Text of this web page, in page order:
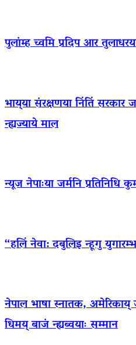
पुलांम्ह च्वमि प्रदिप आर
भाय्‌या संरक्षणया निंतिं
न्ह्यज्याये माल
न्यूज नेपाःया जर्मनि प्रतिनिधि
“हलिं नेवा: दबुलिइ न्हूगु
नेपाल भाषा स्नातक, अमेरिकाय्
धिमय् बाजं न्ह्यब्वयाः सम्मान